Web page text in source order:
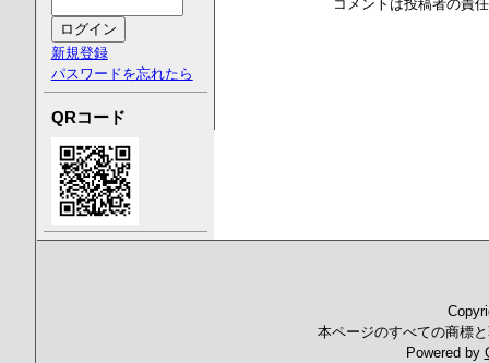
コメントは投稿者の責
新規登録
パスワードを忘れたら
QRコード
本ページのすべての商標
Powered by